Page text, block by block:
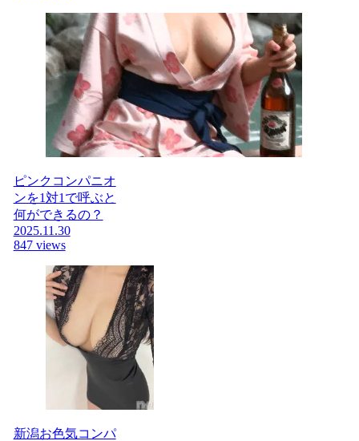
ピンクコンパニオ
ンを1対1で呼ぶと
何ができるの？
2025.11.30
847 views
新潟お色気コンパ